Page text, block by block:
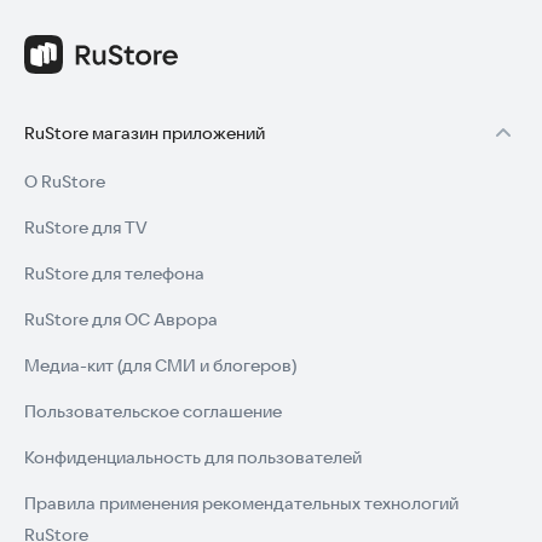
RuStore магазин приложений
О RuStore
RuStore для TV
RuStore для телефона
RuStore для ОС Аврора
Медиа-кит (для СМИ и блогеров)
Пользовательское соглашение
Конфиденциальность для пользователей
Правила применения рекомендательных технологий
RuStore